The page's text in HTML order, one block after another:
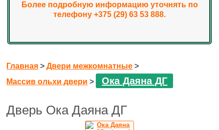
Более подробную информацию уточнять по
телефону +375 (29) 63 53 888.
Главная > Двери межкомнатные >
Массив ольхи двери > Ока Даяна ДГ
Дверь Ока Даяна ДГ